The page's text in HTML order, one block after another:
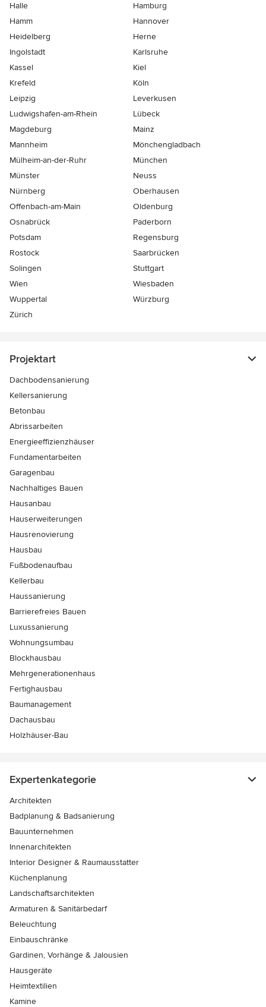
Halle
Hamburg
Hamm
Hannover
Heidelberg
Herne
Ingolstadt
Karlsruhe
Kassel
Kiel
Krefeld
Köln
Leipzig
Leverkusen
Ludwigshafen-am-Rhein
Lübeck
Magdeburg
Mainz
Mannheim
Mönchen­gladbach
Mülheim-an-der-Ruhr
München
Münster
Neuss
Nürnberg
Oberhausen
Offenbach-am-Main
Oldenburg
Osnabrück
Paderborn
Potsdam
Regensburg
Rostock
Saarbrücken
Solingen
Stuttgart
Wien
Wiesbaden
Wuppertal
Würzburg
Zürich
Projektart
Dachbodensanierung
Kellersanierung
Betonbau
Abrissarbeiten
Energieeffizienzhäuser
Fundamentarbeiten
Garagenbau
Nachhaltiges Bauen
Hausanbau
Hauserweiterungen
Hausrenovierung
Hausbau
Fußbodenaufbau
Kellerbau
Haussanierung
Barrierefreies Bauen
Luxussanierung
Wohnungsumbau
Blockhausbau
Mehrgenerationenhaus
Fertighausbau
Baumanagement
Dachausbau
Holzhäuser-Bau
Expertenkategorie
Architekten
Badplanung & Badsanierung
Bauunternehmen
Innenarchitekten
Interior Designer & Raumausstatter
Küchenplanung
Landschaftsarchitekten
Armaturen & Sanitärbedarf
Beleuchtung
Einbauschränke
Gardinen, Vorhänge & Jalousien
Hausgeräte
Heimtextilien
Kamine